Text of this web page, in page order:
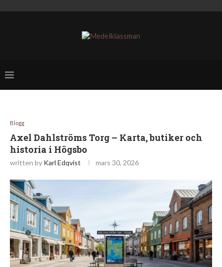
Blogg
Axel Dahlströms Torg – Karta, butiker och
historia i Högsbo
written by Karl Edqvist mars 30, 2026